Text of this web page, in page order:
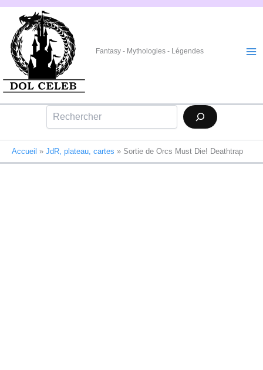
Aller
contenu
Fantasy - Mythologies - Légendes
Rechercher
Accueil » JdR, plateau, cartes » Sortie de Orcs Must Die! Deathtrap